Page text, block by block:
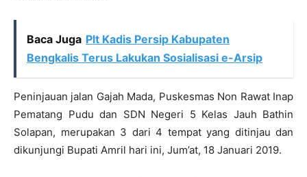
Baca Juga Plt Kadis Persip Kabupaten
Bengkalis Terus Lakukan Sosialisasi e-Arsip
Peninjauan jalan Gajah Mada, Puskesmas Non Rawat Inap
Pematang Pudu dan SDN Negeri 5 Kelas Jauh Bathin
Solapan, merupakan 3 dari 4 tempat yang ditinjau dan
dikunjungi Bupati Amril hari ini, Jum’at, 18 Januari 2019.